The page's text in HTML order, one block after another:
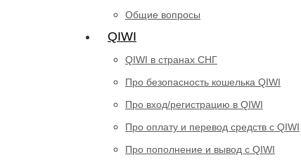
Общие вопросы
QIWI
QIWI в странах СНГ
Про безопасность кошелька QIWI
Про вход/регистрацию в QIWI
Про оплату и перевод средств c QIWI
Про пополнение и вывод с QIWI